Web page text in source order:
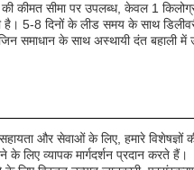
कीमत सीमा पर उपलब्ध, केवल 1
है। 5-8 दिनों के लीड समय के साथ
समाधान के साथ अस्थायी दंत
और सेवाओं के लिए, हमारे
लिए व्यापक मार्गदर्शन प्रदान करते हैं।